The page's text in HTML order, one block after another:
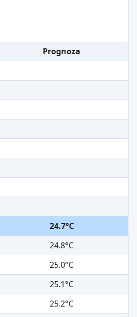
Prognoza
24.7°C
24.8°C
25.0°C
25.1°C
25.2°C